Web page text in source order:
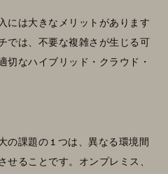
には大きなメリットがあります
では、不要な複雑さが生じる可
切なハイブリッド・クラウド・
の課題の 1 つは、異なる環境間
ることです。オンプレミス、